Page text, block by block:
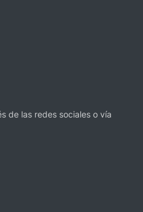
de las redes sociales o vía